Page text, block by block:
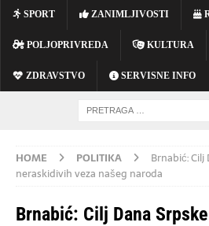
SPORT ZANIMLJIVOSTI
POLJOPRIVREDA KULTURA
ZDRAVSTVO SERVISNE INFO
HOME POLITIKA
Brnabić: Cilj
neraskidivih veza našeg naroda
Brnabić: Cilj Dana